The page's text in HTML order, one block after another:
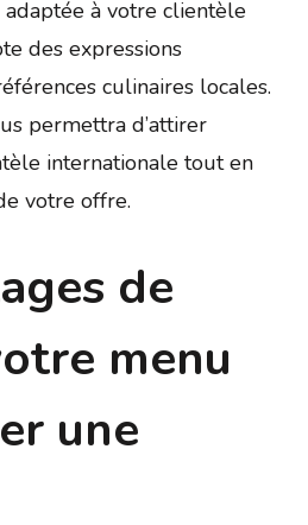
à votre clientèle
des expressions
culinaires locales.
permettra d’attirer
internationale tout en
votre offre.
de
menu
une